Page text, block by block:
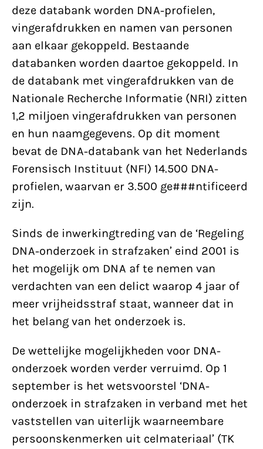
deze databank worden DNA-profielen,
vingerafdrukken en namen van personen
aan elkaar gekoppeld. Bestaande
databanken worden daartoe gekoppeld. In
de databank met vingerafdrukken van de
Nationale Recherche Informatie (NRI) zitten
1,2 miljoen vingerafdrukken van personen
en hun naamgegevens. Op dit moment
bevat de DNA-databank van het Nederlands
Forensisch Instituut (NFI) 14.500 DNA-
profielen, waarvan er 3.500 ge###ntificeerd
zijn.
Sinds de inwerkingtreding van de ‘Regeling
DNA-onderzoek in strafzaken’ eind 2001 is
het mogelijk om DNA af te nemen van
verdachten van een delict waarop 4 jaar of
meer vrijheidsstraf staat, wanneer dat in
het belang van het onderzoek is.
De wettelijke mogelijkheden voor DNA-
onderzoek worden verder verruimd. Op 1
september is het wetsvoorstel ‘DNA-
onderzoek in strafzaken in verband met het
vaststellen van uiterlijk waarneembare
persoonskenmerken uit celmateriaal’ (TK